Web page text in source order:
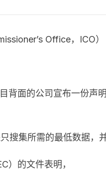
Office，ICO）
背面的公司宣布一份声
搜集所需的最低数据，
）的文件表明，